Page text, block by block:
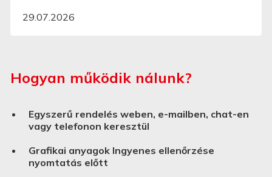
29.07.2026
Hogyan működik nálunk?
Egyszerű rendelés weben, e-mailben, chat-en
vagy telefonon keresztül
Grafikai anyagok Ingyenes ellenőrzése
nyomtatás előtt